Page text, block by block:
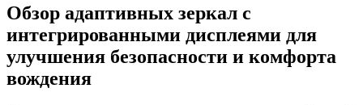
Обзор адаптивных зеркал с
интегрированными дисплеями для
улучшения безопасности и комфорта
вождения